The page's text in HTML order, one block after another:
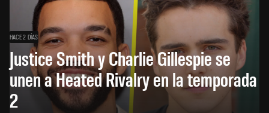
HACE 2 DÍAS
Justice Smith y Charlie Gillespie se
unen a Heated Rivalry en la temporada
2